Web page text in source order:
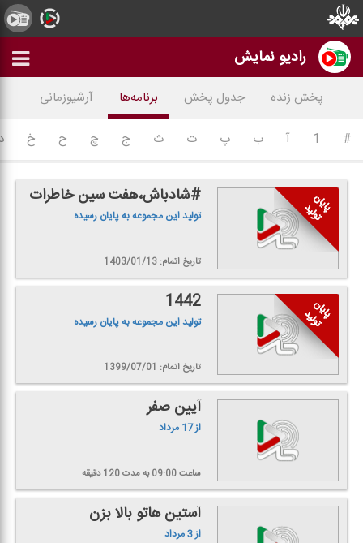
رادیو نمایش
پخش زنده جدول پخش برنامه‌ها آرشیوزمانی
#
1 آ ب پ ت ث ج چ ح خ
#شادباش،هفت سین خاطرات
تولید این مجموعه به پایان رسیده
تاریخ اتمام: 1403/01/13
1442
تولید این مجموعه به پایان رسیده
تاریخ اتمام: 1399/07/01
آیین صفر
از 17 مرداد
ساعت 09:00 به مدت 120 دقیقه
آستین هاتو بالا بزن
از 3 مرداد